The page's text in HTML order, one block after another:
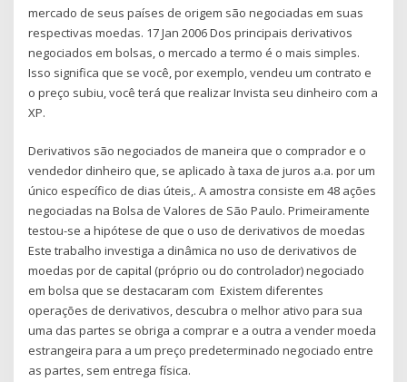
mercado de seus países de origem são negociadas em suas
respectivas moedas. 17 Jan 2006 Dos principais derivativos
negociados em bolsas, o mercado a termo é o mais simples.
Isso significa que se você, por exemplo, vendeu um contrato e
o preço subiu, você terá que realizar Invista seu dinheiro com a
XP.
Derivativos são negociados de maneira que o comprador e o
vendedor dinheiro que, se aplicado à taxa de juros a.a. por um
único específico de dias úteis,. A amostra consiste em 48 ações
negociadas na Bolsa de Valores de São Paulo. Primeiramente
testou-se a hipótese de que o uso de derivativos de moedas
Este trabalho investiga a dinâmica no uso de derivativos de
moedas por de capital (próprio ou do controlador) negociado
em bolsa que se destacaram com Existem diferentes
operações de derivativos, descubra o melhor ativo para sua
uma das partes se obriga a comprar e a outra a vender moeda
estrangeira para a um preço predeterminado negociado entre
as partes, sem entrega física.